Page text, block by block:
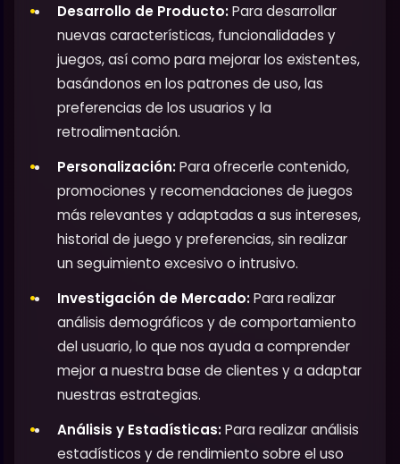
Desarrollo de Producto:Para desarrollar
nuevas características, funcionalidades y
juegos, así como para mejorar los existentes,
basándonos en los patrones de uso, las
preferencias de los usuarios y la
retroalimentación.
Personalización:Para ofrecerle contenido,
promociones y recomendaciones de juegos
más relevantes y adaptadas a sus intereses,
historial de juego y preferencias, sin realizar
un seguimiento excesivo o intrusivo.
Investigación de Mercado:Para realizar
análisis demográficos y de comportamiento
del usuario, lo que nos ayuda a comprender
mejor a nuestra base de clientes y a adaptar
nuestras estrategias.
Análisis y Estadísticas:Para realizar análisis
estadísticos y de rendimiento sobre el uso